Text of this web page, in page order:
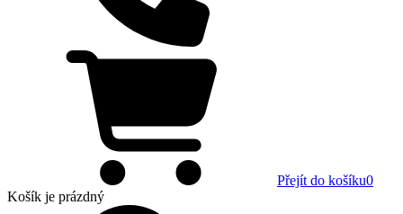
Přejít do košíku0
Košík je prázdný